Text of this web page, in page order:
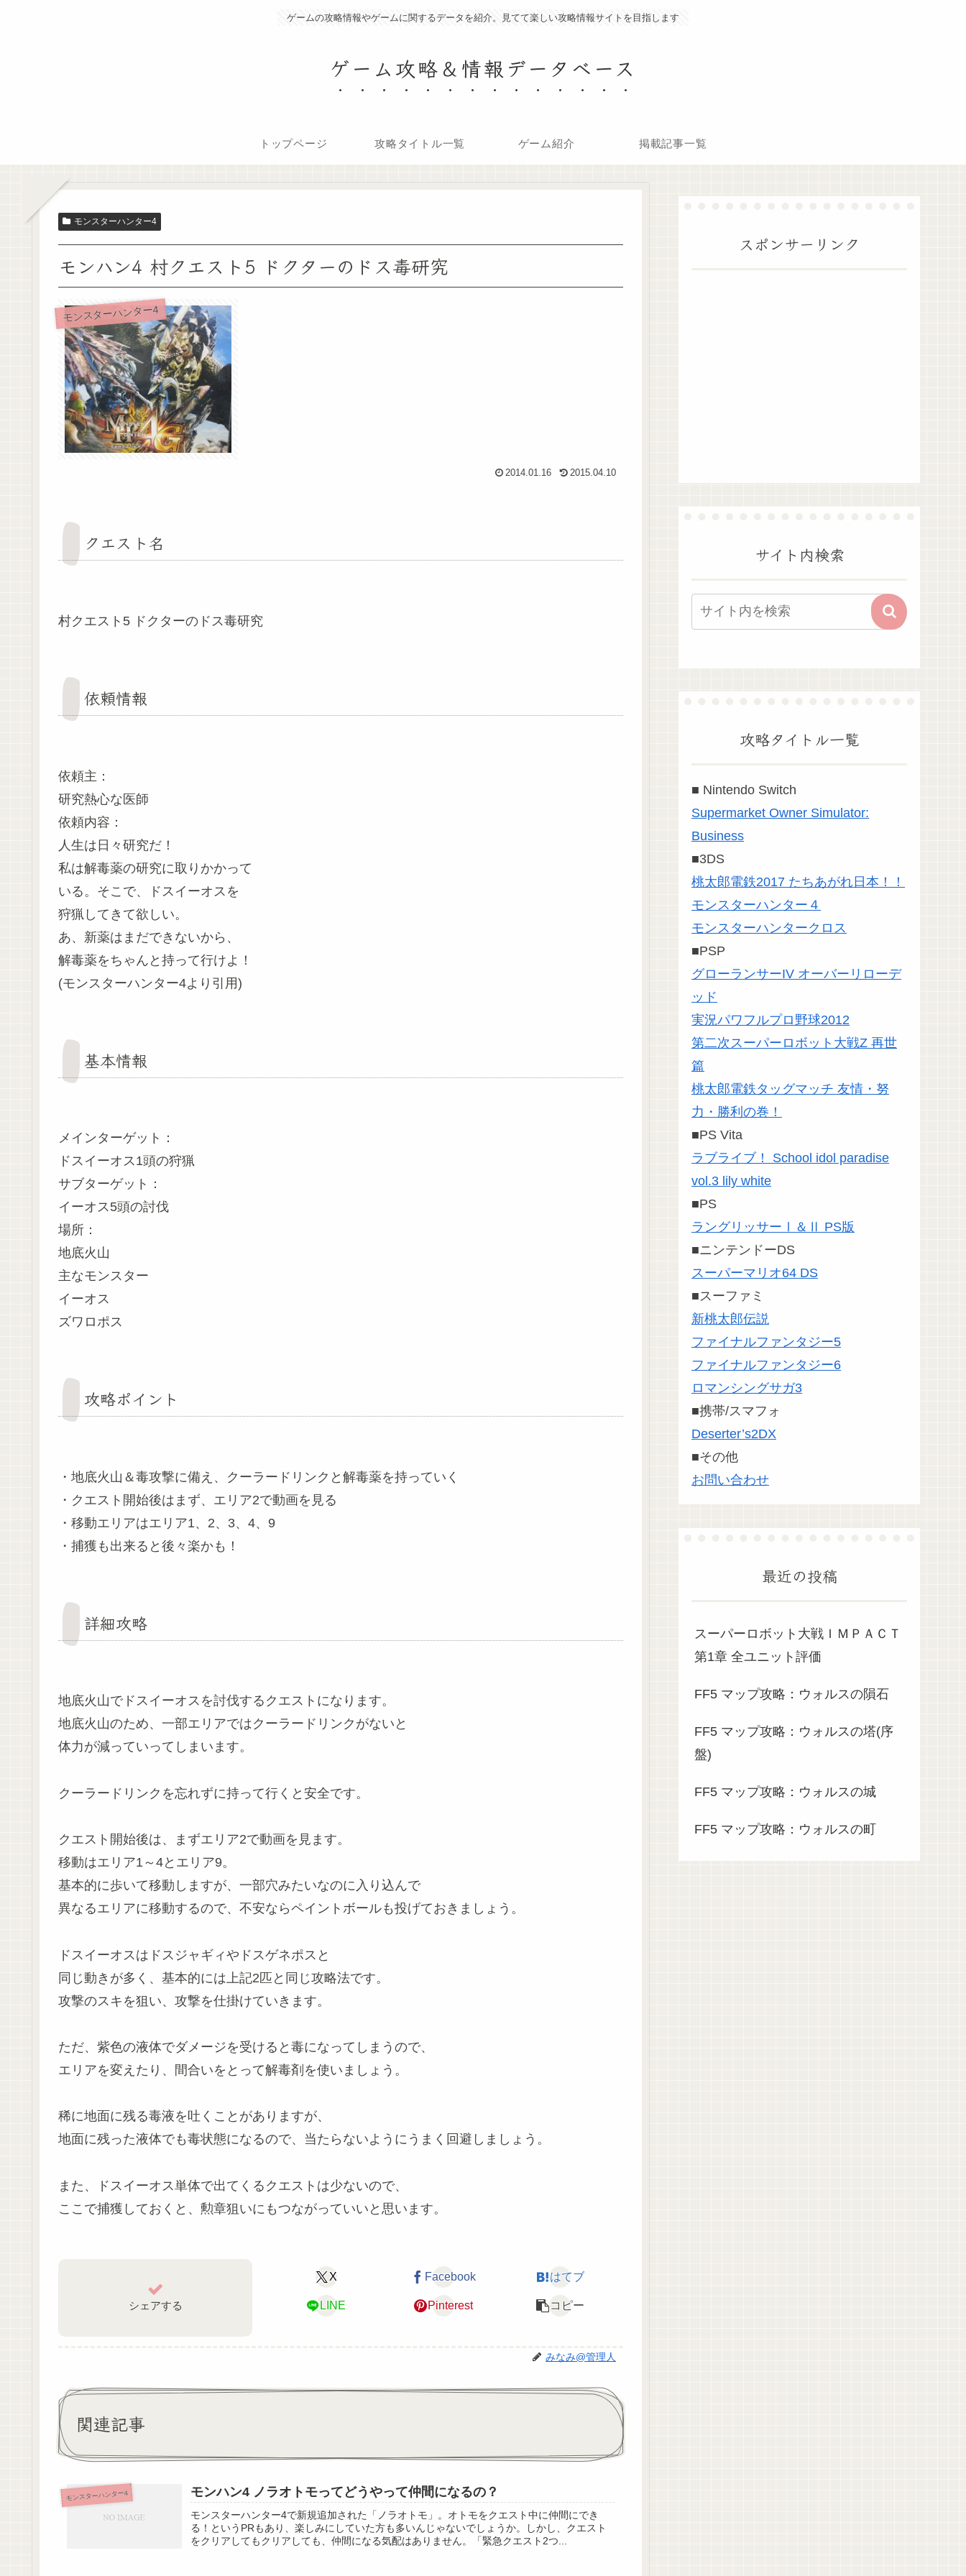
ゲームの攻略情報やゲームに関するデータを紹介。見てて楽しい攻略情報サイトを目指します
ゲーム攻略＆情報データベース
トップページ 攻略タイトル一覧 ゲーム紹介 掲載記事一覧
モンスターハンター4
モンハン4 村クエスト5 ドクターのドス毒研究
モンスターハンター4
2014.01.16 2015.04.10
クエスト名
村クエスト5 ドクターのドス毒研究
依頼情報
依頼主：
研究熱心な医師
依頼内容：
人生は日々研究だ！
私は解毒薬の研究に取りかかって
いる。そこで、ドスイーオスを
狩猟してきて欲しい。
あ、新薬はまだできないから、
解毒薬をちゃんと持って行けよ！
(モンスターハンター4より引用)
基本情報
メインターゲット：
ドスイーオス1頭の狩猟
サブターゲット：
イーオス5頭の討伐
場所：
地底火山
主なモンスター
イーオス
ズワロポス
攻略ポイント
・地底火山＆毒攻撃に備え、クーラードリンクと解毒薬を持っていく
・クエスト開始後はまず、エリア2で動画を見る
・移動エリアはエリア1、2、3、4、9
・捕獲も出来ると後々楽かも！
詳細攻略
地底火山でドスイーオスを討伐するクエストになります。
地底火山のため、一部エリアではクーラードリンクがないと
体力が減っていってしまいます。
クーラードリンクを忘れずに持って行くと安全です。
クエスト開始後は、まずエリア2で動画を見ます。
移動はエリア1～4とエリア9。
基本的に歩いて移動しますが、一部穴みたいなのに入り込んで
異なるエリアに移動するので、不安ならペイントボールも投げておきましょう。
ドスイーオスはドスジャギィやドスゲネポスと
同じ動きが多く、基本的には上記2匹と同じ攻略法です。
攻撃のスキを狙い、攻撃を仕掛けていきます。
ただ、紫色の液体でダメージを受けると毒になってしまうので、
エリアを変えたり、間合いをとって解毒剤を使いましょう。
稀に地面に残る毒液を吐くことがありますが、
地面に残った液体でも毒状態になるので、当たらないようにうまく回避しましょう。
また、ドスイーオス単体で出てくるクエストは少ないので、
ここで捕獲しておくと、勲章狙いにもつながっていいと思います。
シェアする
X Facebook はてブ
LINE Pinterest コピー
みなみ@管理人
関連記事
モンスターハンター4 モンハン4 ノラオトモってどうやって仲間になるの？
モンスターハンター4で新規追加された「ノラオトモ」。オトモをクエスト中に仲間にでき
る！というPRもあり、楽しみにしていた方も多いんじゃないでしょうか。しかし、クエスト
をクリアしてもクリアしても、仲間になる気配はありません。「緊急クエスト2つ...
スポンサーリンク
サイト内検索
攻略タイトル一覧
■ Nintendo Switch
Supermarket Owner Simulator:
Business
■3DS
桃太郎電鉄2017 たちあがれ日本！！
モンスターハンター４
モンスターハンタークロス
■PSP
グローランサーIV オーバーリローデ
ッド
実況パワフルプロ野球2012
第二次スーパーロボット大戦Z 再世
篇
桃太郎電鉄タッグマッチ 友情・努
力・勝利の巻！
■PS Vita
ラブライブ！ School idol paradise
vol.3 lily white
■PS
ラングリッサーⅠ＆Ⅱ PS版
■ニンテンドーDS
スーパーマリオ64 DS
■スーファミ
新桃太郎伝説
ファイナルファンタジー5
ファイナルファンタジー6
ロマンシングサガ3
■携帯/スマフォ
Deserter’s2DX
■その他
お問い合わせ
最近の投稿
スーパーロボット大戦ＩＭＰＡＣＴ
第1章 全ユニット評価
FF5 マップ攻略：ウォルスの隕石
FF5 マップ攻略：ウォルスの塔(序
盤)
FF5 マップ攻略：ウォルスの城
FF5 マップ攻略：ウォルスの町